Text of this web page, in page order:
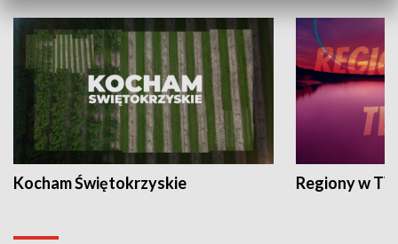
Kocham Świętokrzyskie Regiony w